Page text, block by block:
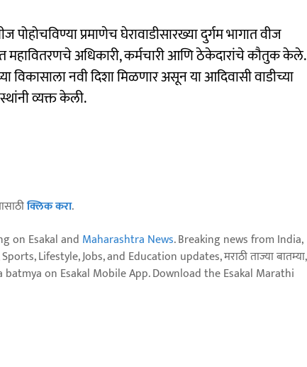
पोहोचविण्या प्रमाणेच घेरावाडीसारख्या दुर्गम भागात वीज
महावितरणचे अधिकारी, कर्मचारी आणि ठेकेदारांचे कौतुक केले.
विकासाला नवी दिशा मिळणार असून या आदिवासी वाडीच्या
व्यक्त केली.
क्लिक करा.
on Esakal and Maharashtra News. Breaking news from India,
Lifestyle, Jobs, and Education updates, मराठी ताज्या बातम्या,
batmya on Esakal Mobile App. Download the Esakal Marathi